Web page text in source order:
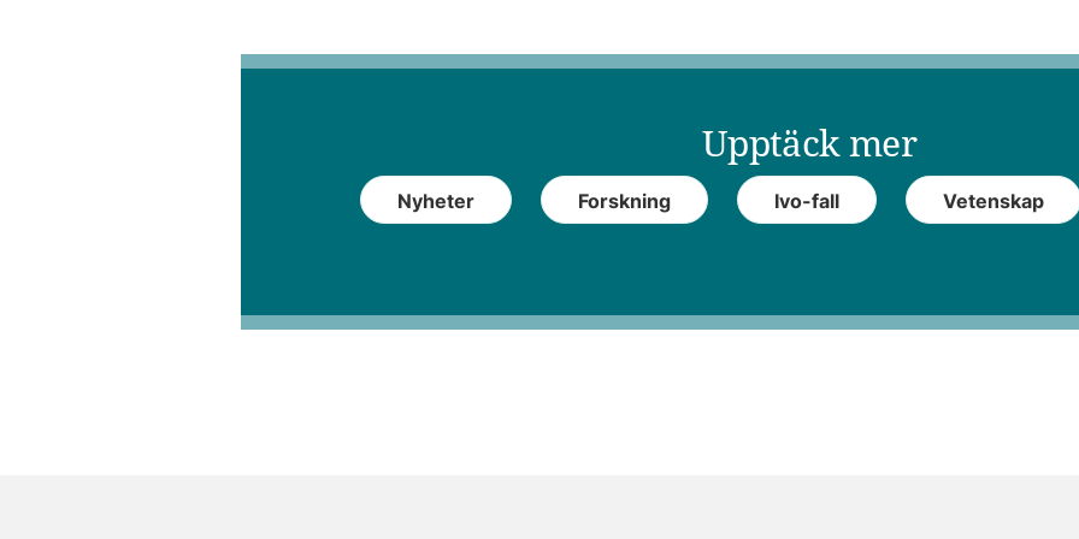
Upptäck mer
Nyheter Forskning Ivo-fall Vetenskap